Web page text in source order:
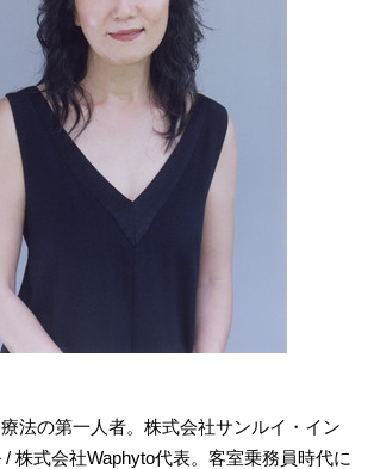
法の第一人者。株式会社サンルイ・イン
株式会社Waphyto代表。客室乗務員時代に